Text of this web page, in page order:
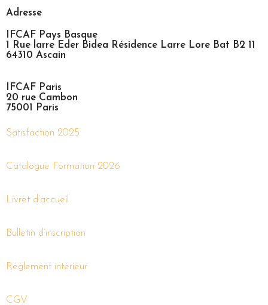
Adresse
IFCAF Pays Basque
1 Rue larre Eder Bidea Résidence Larre Lore Bat B2 11
64310 Ascain
IFCAF Paris
20 rue Cambon
75001 Paris
Satisfaction 2025
Catalogue Formation 2026
Livret d’accueil
Bulletin d’inscription
Réglement intérieur
CGV